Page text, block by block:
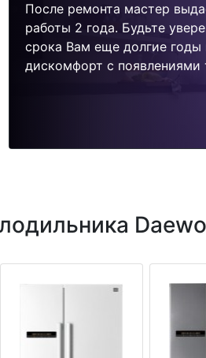
После ремонта мастер
работы 2 года. Будьте
срока Вам еще долгие годы
дискомфорт с появлениями